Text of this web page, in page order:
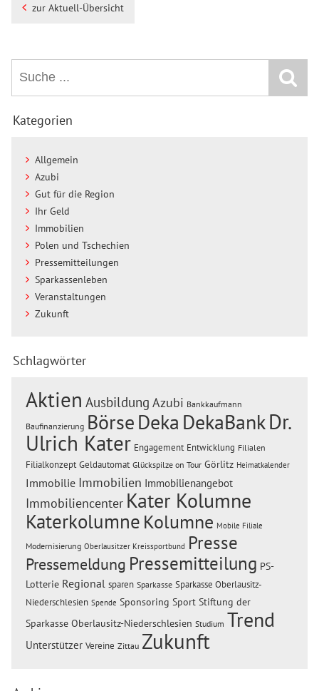
zur Aktuell-Übersicht
Kategorien
Allgemein
Azubi
Gut für die Region
Ihr Geld
Immobilien
Polen und Tschechien
Pressemitteilungen
Sparkassenleben
Veranstaltungen
Zukunft
Schlagwörter
Aktien Ausbildung Azubi Bankkaufmann
Baufinanzierung BörseDeka DekaBankDr.
Ulrich Kater Engagement Entwicklung Filialen
Filialkonzept Geldautomat Glückspilze on Tour Görlitz Heimatkalender
Immobilie Immobilien Immobilienangebot
Immobiliencenter Kater Kolumne
Katerkolumne Kolumne Mobile Filiale
Modernisierung Oberlausitzer Kreissportbund Presse
Pressemeldung Pressemitteilung PS-
Lotterie Regional sparen Sparkasse Sparkasse Oberlausitz-
Niederschlesien Spende Sponsoring Sport Stiftung der
Sparkasse Oberlausitz-Niederschlesien Studium Trend
Unterstützer Vereine Zittau Zukunft